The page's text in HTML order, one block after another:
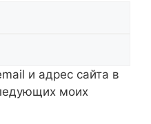
и адрес сайта в
моих